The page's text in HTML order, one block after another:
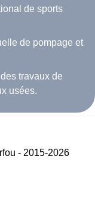
de sports
de pompage et
travaux de
usées.
- 2015-2026